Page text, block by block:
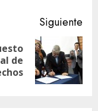
Siguiente
de